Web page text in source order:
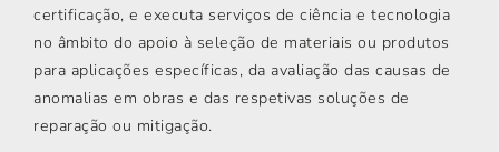
certificação, e executa serviços de ciência e tecnologia
no âmbito do apoio à seleção de materiais ou produtos
para aplicações específicas, da avaliação das causas de
anomalias em obras e das respetivas soluções de
reparação ou mitigação.